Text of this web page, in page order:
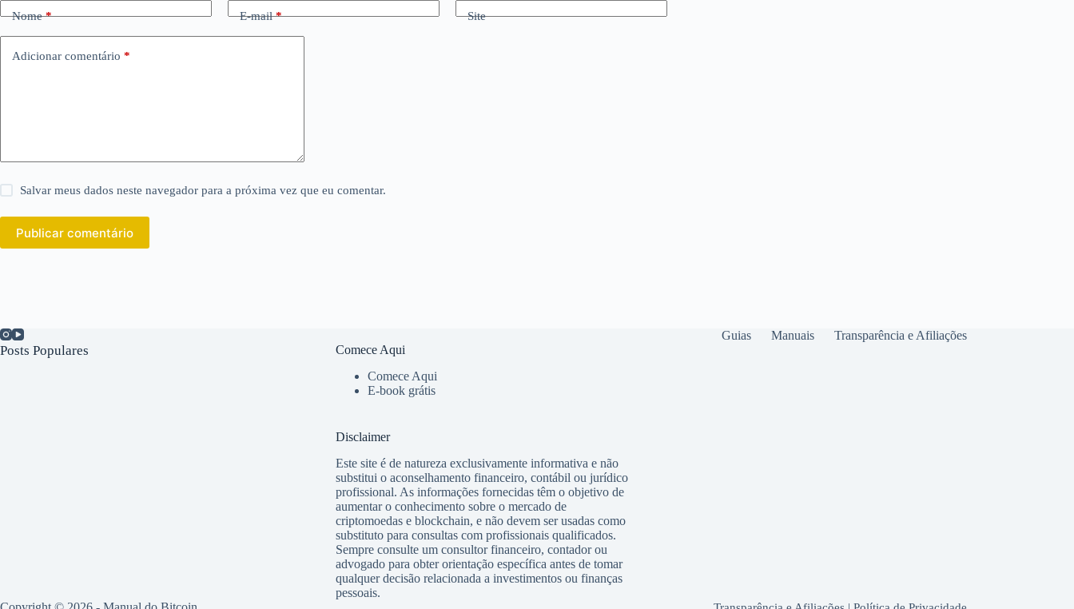
Nome* E-mail* Site
Adicionar comentário *
Salvar meus dados neste navegador para a próxima vez que eu comentar.
Publicar comentário
Guias Manuais Transparência e Afiliações
Posts Populares
Comece Aqui
Comece Aqui
E-book grátis
Disclaimer
Este site é de natureza exclusivamente informativa e não
substitui o aconselhamento financeiro, contábil ou jurídico
profissional. As informações fornecidas têm o objetivo de
aumentar o conhecimento sobre o mercado de
criptomoedas e blockchain, e não devem ser usadas como
substituto para consultas com profissionais qualificados.
Sempre consulte um consultor financeiro, contador ou
advogado para obter orientação específica antes de tomar
qualquer decisão relacionada a investimentos ou finanças
pessoais.